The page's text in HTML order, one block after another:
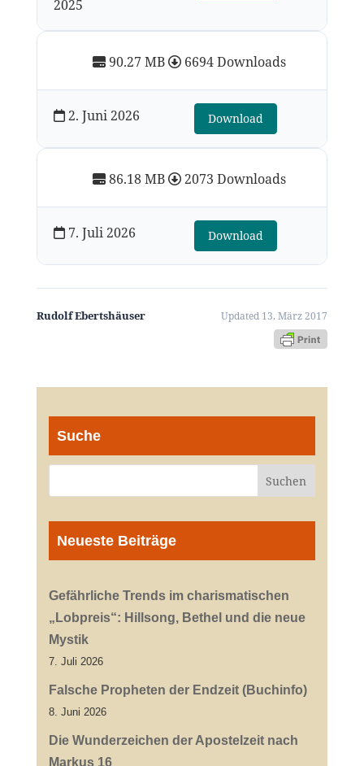
86.18 MB 2073 Downloads
7. Juli 2026 Download
90.27 MB 6694 Downloads
2. Juni 2026 Download
2025
Rudolf Ebertshäuser Updated 13. März 2017
Suche
Neueste Beiträge
Gefährliche Trends im charismatischen
„Lobpreis“: Hillsong, Bethel und die neue
Mystik
7. Juli 2026
Falsche Propheten der Endzeit (Buchinfo)
8. Juni 2026
Die Wunderzeichen der Apostelzeit nach
Markus 16